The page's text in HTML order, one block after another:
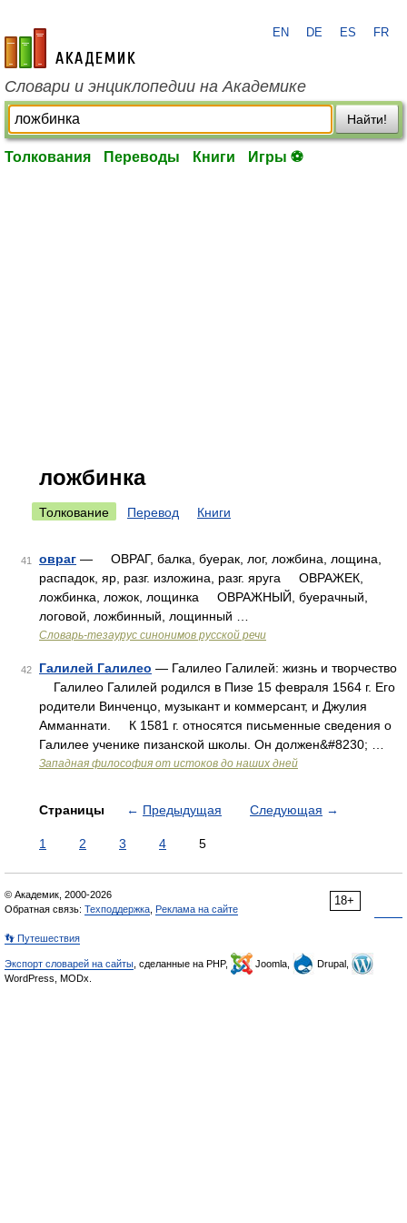
academic.ru
EN DE ES FR
Словари и энциклопедии на Академике
Найти!
Толкования Переводы Книги Игры ⚽
ложбинка
Толкование Перевод Книги
41 овраг — ОВРАГ, балка, буерак, лог, ложбина, лощина,
распадок, яр, разг. изложина, разг. яруга ОВРАЖЕК,
ложбинка, ложок, лощинка ОВРАЖНЫЙ, буерачный,
логовой, ложбинный, лощинный …
Словарь-тезаурус синонимов русской речи
42 Галилей Галилео — Галилео Галилей: жизнь и творчество
Галилео Галилей родился в Пизе 15 февраля 1564 г. Его
родители Винченцо, музыкант и коммерсант, и Джулия
Амманнати. К 1581 г. относятся письменные сведения о
Галилее ученике пизанской школы. Он должен&#8230; …
Западная философия от истоков до наших дней
Страницы ← Предыдущая Следующая →
1 2 3 4 5
18+
© Академик, 2000-2026
Обратная связь: Техподдержка Реклама на сайте
👣 Путешествия
Экспорт словарей на сайты , сделанные на PHP, Joomla,
Drupal,
WordPress, MODx.